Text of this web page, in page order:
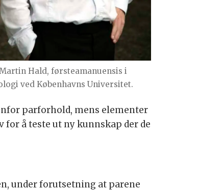
Hald, førsteamanuensis i
ved Københavns Universitet.
parforhold, mens elementer
å teste ut ny kunnskap der de
under forutsetning at parene